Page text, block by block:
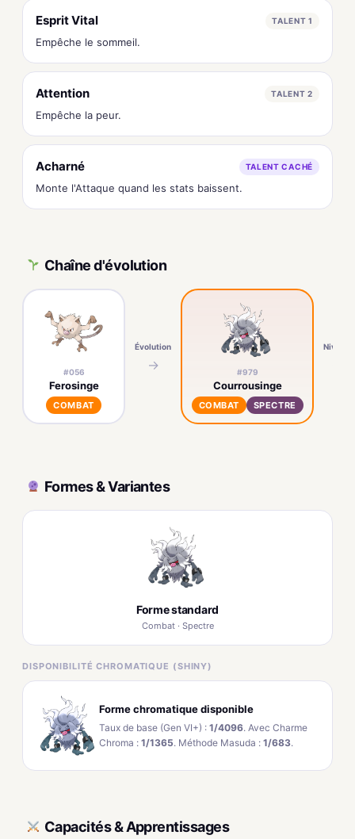
Esprit Vital TALENT 1
Empêche le sommeil.
Attention TALENT 2
Empêche la peur.
Acharné TALENT CACHÉ
Monte l'Attaque quand les stats baissent.
Chaîne d'évolution
#056
Ferosinge
COMBAT
Évolution
→ #979
Courrousinge
COMBAT SPECTRE
Niv. 28
Formes & Variantes
Forme standard
Combat · Spectre
DISPONIBILITÉ CHROMATIQUE (SHINY)
Forme chromatique disponible
Taux de base (Gen VI+) : 1/4096. Avec Charme
Chroma : 1/1365. Méthode Masuda : 1/683.
Capacités & Apprentissages